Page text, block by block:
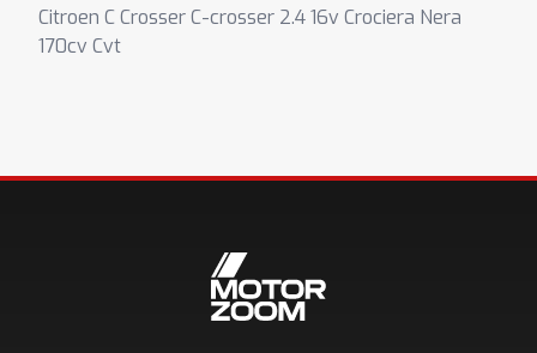
Citroen C Crosser C-crosser 2.4 16v Crociera Nera
170cv Cvt